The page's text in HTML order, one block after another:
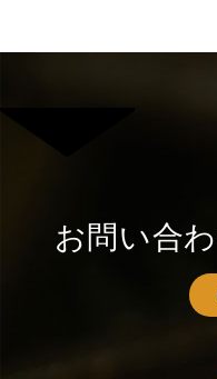
お問い合